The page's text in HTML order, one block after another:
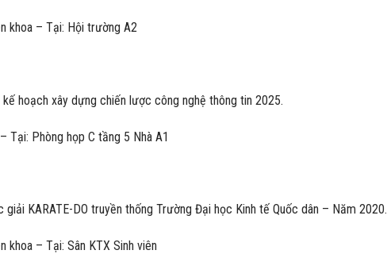
khoa – Tại: Hội trường A2
hoạch xây dựng chiến lược công nghệ thông tin 2025.
Tại: Phòng họp C tầng 5 Nhà A1
giải KARATE-DO truyền thống Trường Đại học Kinh tế Quốc dân – Năm 2020.
khoa – Tại: Sân KTX Sinh viên